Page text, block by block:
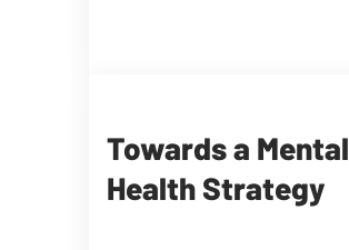
Towards a Mental
Health Strategy